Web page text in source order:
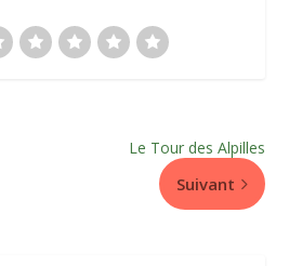
Le Tour des Alpilles
Suivant